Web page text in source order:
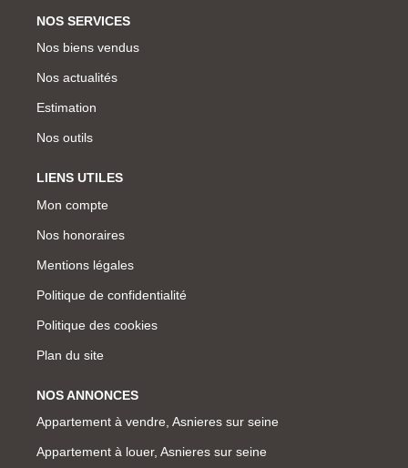
NOS SERVICES
Nos biens vendus
Nos actualités
Estimation
Nos outils
LIENS UTILES
Mon compte
Nos honoraires
Mentions légales
Politique de confidentialité
Politique des cookies
Plan du site
NOS ANNONCES
Appartement à vendre, Asnieres sur seine
Appartement à louer, Asnieres sur seine